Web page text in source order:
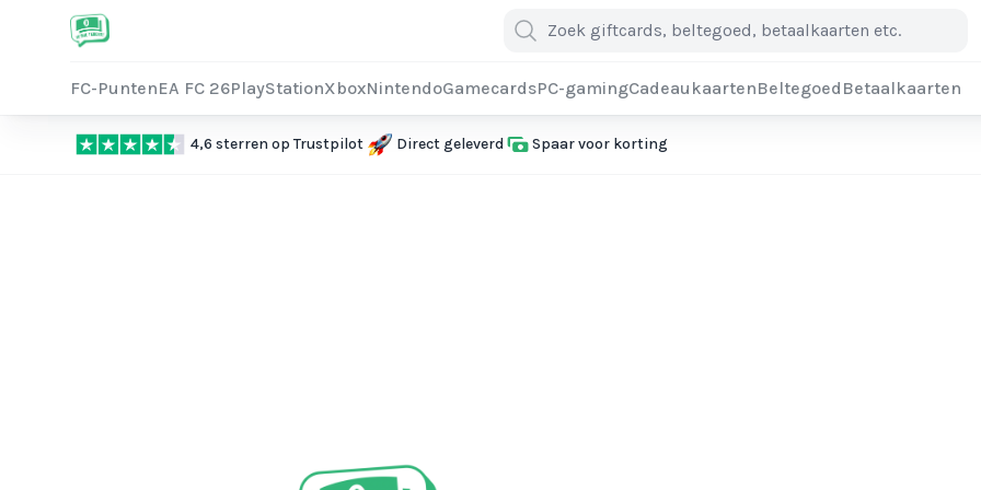
FC-PuntenEA FC 26PlayStationXboxNintendoGamecardsPC-gamingCadeaukaartenBeltegoed Betaalkaarten
4,6 sterren op Trustpilot Direct geleverd Spaar voor korting